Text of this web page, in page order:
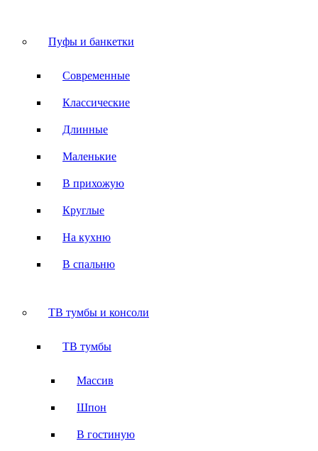
Пуфы и банкетки
Современные
Классические
Длинные
Маленькие
В прихожую
Круглые
На кухню
В спальню
ТВ тумбы и консоли
ТВ тумбы
Массив
Шпон
В гостиную